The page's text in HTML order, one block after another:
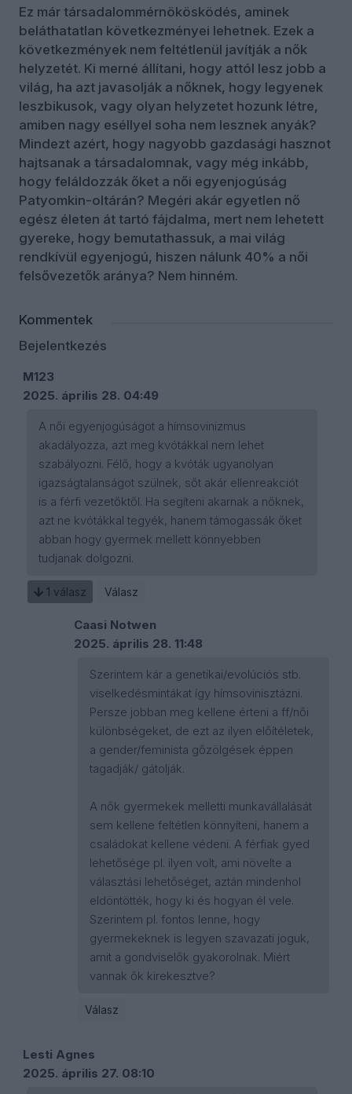
Ez már társadalommérnökösködés, aminek
beláthatatlan következményei lehetnek. Ezek a
következmények nem feltétlenül javítják a nők
helyzetét. Ki merné állítani, hogy attól lesz jobb a
világ, ha azt javasolják a nőknek, hogy legyenek
leszbikusok, vagy olyan helyzetet hozunk létre,
amiben nagy eséllyel soha nem lesznek anyák?
Mindezt azért, hogy nagyobb gazdasági hasznot
hajtsanak a társadalomnak, vagy még inkább,
hogy feláldozzák őket a női egyenjogúság
Patyomkin-oltárán? Megéri akár egyetlen nő
egész életen át tartó fájdalma, mert nem lehetett
gyereke, hogy bemutathassuk, a mai világ
rendkívül egyenjogú, hiszen nálunk 40% a női
felsővezetők aránya? Nem hinném.
Kommentek
Bejelentkezés
M123
2025. április 28. 04:49
A női egyenjogúságot a hímsovinizmus
akadályozza, azt meg kvótákkal nem lehet
szabályozni. Félő, hogy a kvóták ugyanolyan
igazságtalanságot szülnek, sőt akár ellenreakciót
is a férfi vezetőktől. Ha segíteni akarnak a nőknek,
azt ne kvótákkal tegyék, hanem támogassák őket
abban hogy gyermek mellett könnyebben
tudjanak dolgozni.
1 válasz Válasz
Caasi Notwen
2025. április 28. 11:48
Szerintem kár a genetikai/evolúciós stb.
viselkedésmintákat így hímsovinisztázni.
Persze jobban meg kellene érteni a ff/női
különbségeket, de ezt az ilyen előítéletek,
a gender/feminista gőzölgések éppen
tagadják/ gátolják.
A nők gyermekek melletti munkavállalását
sem kellene feltétlen könnyíteni, hanem a
családokat kellene védeni. A férfiak gyed
lehetősége pl. ilyen volt, ami növelte a
választási lehetőséget, aztán mindenhol
eldöntötték, hogy ki és hogyan él vele.
Szerintem pl. fontos lenne, hogy
gyermekeknek is legyen szavazati joguk,
amit a gondviselők gyakorolnak. Miért
vannak ők kirekesztve?
Válasz
Lesti Agnes
2025. április 27. 08:10